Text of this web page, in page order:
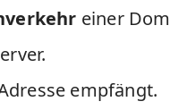
einer
empfängt.